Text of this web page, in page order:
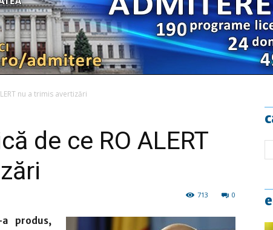
Libertăţii
nu a trimis avertizări
de ce RO ALERT
0
713
produs,